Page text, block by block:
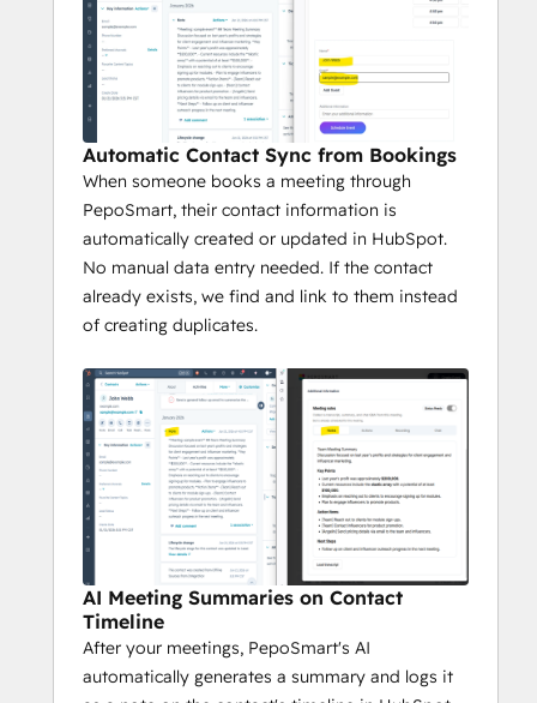
"Proposal". Discussing contract terms? It
suggests "Negotiation". One click applies
the update to HubSpot, keeping your
pipeline accurate.
Key use cases:
• Sales teams: Capture leads from booking
pages and keep deal stages accurate with
AI suggestions
• Account managers: See deal context
automatically
• Customer success: Track meeting
outcomes, follow-up tasks, and customer
sentiment
deal stages manually. Let PepoSmart keep
your HubSpot CRM updated automatically.
Automatic Contact Sync from Bookings
When someone books a meeting through
PepoSmart, their contact information is
automatically created or updated in HubSpot.
No manual data entry needed. If the contact
already exists, we find and link to them instead
of creating duplicates.
AI Meeting Summaries on Contact
Timeline
After your meetings, PepoSmart's AI
automatically generates a summary and logs it